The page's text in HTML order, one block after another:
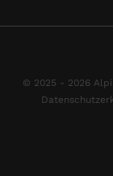
© 2025 - 2026